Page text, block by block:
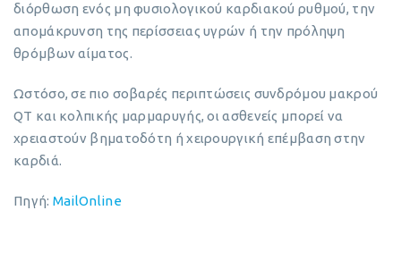
διόρθωση ενός μη φυσιολογικού καρδιακού ρυθμού, την
απομάκρυνση της περίσσειας υγρών ή την πρόληψη
θρόμβων αίματος.
Ωστόσο, σε πιο σοβαρές περιπτώσεις συνδρόμου μακρού
QT και κολπικής μαρμαρυγής, οι ασθενείς μπορεί να
χρειαστούν βηματοδότη ή χειρουργική επέμβαση στην
καρδιά.
Πηγή: MailOnline